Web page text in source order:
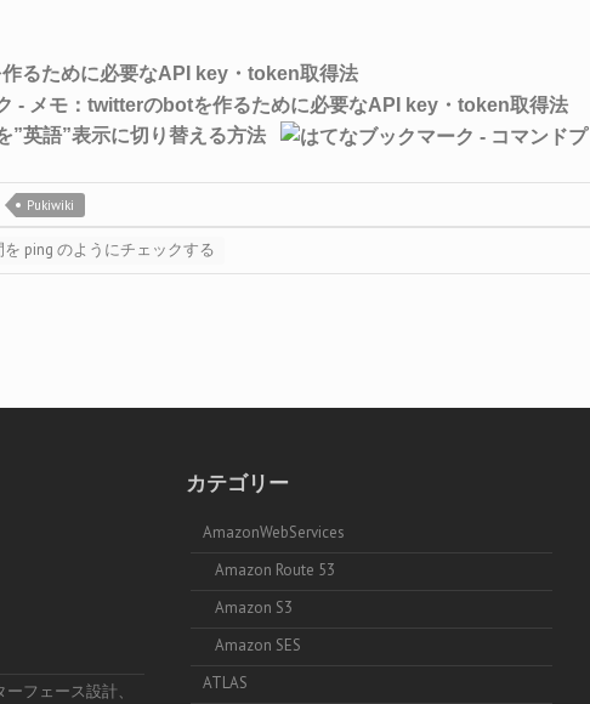
るために必要なAPI key・token取得法
”英語”表示に切り替える方法
Pukiwiki
ping のようにチェックする
フェース設計、
カテゴリー
AmazonWebServices
Amazon Route 53
Amazon S3
Amazon SES
ATLAS